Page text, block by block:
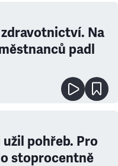
Na
padl
pohřeb. Pro
stoprocentně